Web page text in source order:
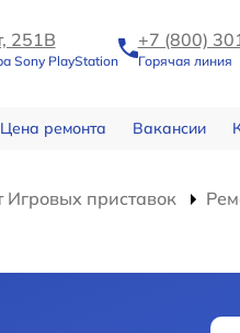
251В
Sony PlayStation
+7 (800)
Горячая линия
Цена ремонта Вакансии
Игровых приставок